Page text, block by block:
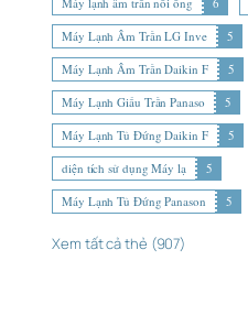
Máy Lạnh Âm Trần LG Inve
5
Máy Lạnh Âm Trần Daikin F
5
Máy Lạnh Giấu Trần Panaso
5
Máy Lạnh Tủ Đứng Daikin F
5
diện tích sử dụng Máy lạ
5
Máy Lạnh Tủ Đứng Panason
5
Xem tất cả thẻ (907)